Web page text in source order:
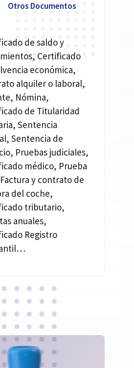
Otros Documentos
de saldo y
Certificado
económica,
alquiler o laboral,
Nómina,
de Titularidad
Sentencia
Sentencia de
Pruebas judiciales,
médico, Prueba
Factura y contrato de
del coche,
tributario,
anuales,
Registro